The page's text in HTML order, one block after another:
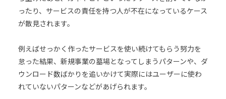
ったり、サービスの責任を持つ人が不在になっているケース
が散見されます。
例えばせっかく作ったサービスを使い続けてもらう努力を
怠った結果、新規事業の墓場となってしまうパターンや、ダ
ウンロード数ばかりを追いかけて実際にはユーザーに使わ
れていないパターンなどがあげられます。